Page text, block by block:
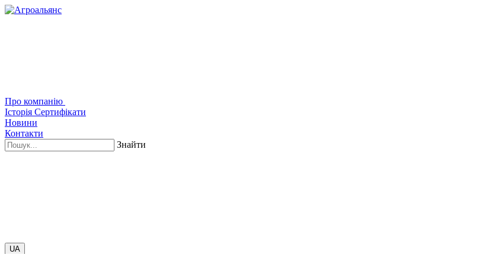
Про компанію
Історія Сертифікати
Новини
Контакти
Знайти
UA